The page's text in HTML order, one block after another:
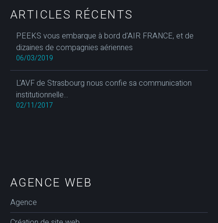
ARTICLES RÉCENTS
PEEKS vous embarque à bord d'AIR FRANCE, et de
dizaines de compagnies aériennes
06/03/2019
L'AVF de Strasbourg nous confie sa communication
institutionnelle...
02/11/2017
AGENCE WEB
Agence